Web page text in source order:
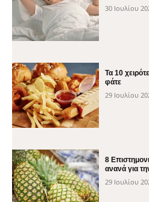
30 Ιουλίου
Τα 10
φάτε
29 Ιουλίου
8
ανανά για
29 Ιουλίου